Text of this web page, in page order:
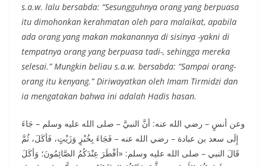
s.a.w. lalu bersabda: “Sesungguhnya orang yang berpuasa
itu dimohonkan kerahmatan oleh para malaikat, apabila
ada orang yang makan makanannya di sisinya -yakni di
tempatnya orang yang berpuasa tadi-, sehingga mereka
selesai.” Mungkin beliau s.a.w. bersabda: “Sampai orang-
orang itu kenyang.” Diriwayatkan oleh Imam Tirmidzi dan
ia mengatakan bahwa ini adalah Hadis hasan.
وعن أنسٍ – رضي الله عنه: أنَّ النبيَّ – صلى الله عليه وسلم – جَاءَ
إِلَى سعد بن عبادة – رضي الله عنه – فَجَاءَ بِخُبْزٍ وَزَيْتٍ، فَأكَلَ، ثُمَّ
قَالَ النبي – صلى الله عليه وسلم: «أفْطَرَ عِنْدَكُمُ الصَّائِمُونَ؛ وَأكَلَ